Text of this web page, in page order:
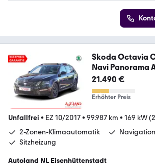
Skoda Octavia
Navi Panorama
21.490 €
Erhöhter Preis
Unfallfrei • EZ 10/2017• 99.987 km • 169 kW
2-Zonen-Klimaautomatik
Sitzheizung
Autoland NL Eisenhüttenstadt